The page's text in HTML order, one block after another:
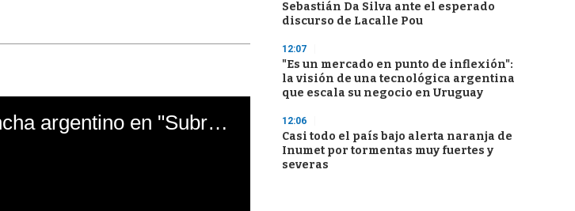
El mal momento de Yanina Gasañol con un hincha argentino en "Subrayado"
Sebastián Da Silva ante el esperado
discurso de Lacalle Pou
12:07
"Es un mercado en punto de inflexión":
la visión de una tecnológica argentina
que escala su negocio en Uruguay
12:06
Casi todo el país bajo alerta naranja de
Inumet por tormentas muy fuertes y
severas